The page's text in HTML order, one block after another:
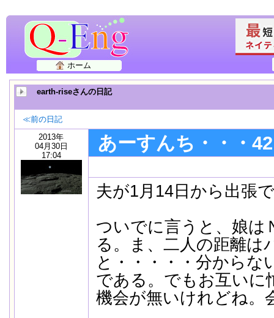
ホーム
earth-riseさんの日記
≪前の日記
2013年
04月30日
17:04
あーすんち・・・
夫が1月14日から出張
ついでに言うと、娘は
る。ま、二人の距離は
と・・・・・分からな
である。でもお互いに
機会が無いけれどね。